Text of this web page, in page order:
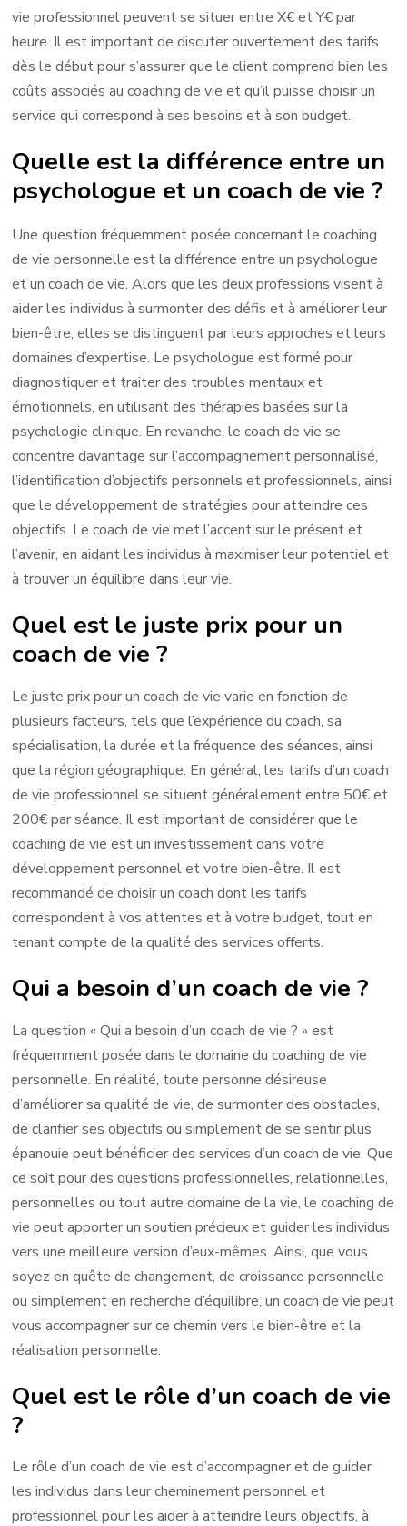
vie professionnel peuvent se situer entre X€ et Y€ par
heure. Il est important de discuter ouvertement des tarifs
dès le début pour s’assurer que le client comprend bien les
coûts associés au coaching de vie et qu’il puisse choisir un
service qui correspond à ses besoins et à son budget.
Quelle est la différence entre un
psychologue et un coach de vie ?
Une question fréquemment posée concernant le coaching
de vie personnelle est la différence entre un psychologue
et un coach de vie. Alors que les deux professions visent à
aider les individus à surmonter des défis et à améliorer leur
bien-être, elles se distinguent par leurs approches et leurs
domaines d’expertise. Le psychologue est formé pour
diagnostiquer et traiter des troubles mentaux et
émotionnels, en utilisant des thérapies basées sur la
psychologie clinique. En revanche, le coach de vie se
concentre davantage sur l’accompagnement personnalisé,
l’identification d’objectifs personnels et professionnels, ainsi
que le développement de stratégies pour atteindre ces
objectifs. Le coach de vie met l’accent sur le présent et
l’avenir, en aidant les individus à maximiser leur potentiel et
à trouver un équilibre dans leur vie.
Quel est le juste prix pour un
coach de vie ?
Le juste prix pour un coach de vie varie en fonction de
plusieurs facteurs, tels que l’expérience du coach, sa
spécialisation, la durée et la fréquence des séances, ainsi
que la région géographique. En général, les tarifs d’un coach
de vie professionnel se situent généralement entre 50€ et
200€ par séance. Il est important de considérer que le
coaching de vie est un investissement dans votre
développement personnel et votre bien-être. Il est
recommandé de choisir un coach dont les tarifs
correspondent à vos attentes et à votre budget, tout en
tenant compte de la qualité des services offerts.
Qui a besoin d’un coach de vie ?
La question « Qui a besoin d’un coach de vie ? » est
fréquemment posée dans le domaine du coaching de vie
personnelle. En réalité, toute personne désireuse
d’améliorer sa qualité de vie, de surmonter des obstacles,
de clarifier ses objectifs ou simplement de se sentir plus
épanouie peut bénéficier des services d’un coach de vie. Que
ce soit pour des questions professionnelles, relationnelles,
personnelles ou tout autre domaine de la vie, le coaching de
vie peut apporter un soutien précieux et guider les individus
vers une meilleure version d’eux-mêmes. Ainsi, que vous
soyez en quête de changement, de croissance personnelle
ou simplement en recherche d’équilibre, un coach de vie peut
vous accompagner sur ce chemin vers le bien-être et la
réalisation personnelle.
Quel est le rôle d’un coach de vie
?
Le rôle d’un coach de vie est d’accompagner et de guider
les individus dans leur cheminement personnel et
professionnel pour les aider à atteindre leurs objectifs, à